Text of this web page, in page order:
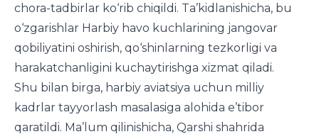
chora-tadbirlar ko‘rib chiqildi. Ta’kidlanishicha, bu
o‘zgarishlar Harbiy havo kuchlarining jangovar
qobiliyatini oshirish, qo‘shinlarning tezkorligi va
harakatchanligini kuchaytirishga xizmat qiladi.
Shu bilan birga, harbiy aviatsiya uchun milliy
kadrlar tayyorlash masalasiga alohida e’tibor
qaratildi. Ma’lum qilinishicha, Qarshi shahrida